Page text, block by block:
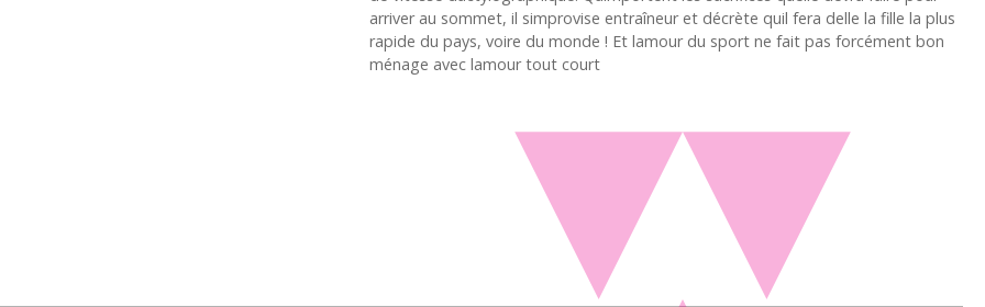
arriver au sommet, il simprovise entraîneur et décrète quil fera delle la fille la plus
rapide du pays, voire du monde ! Et lamour du sport ne fait pas forcément bon
ménage avec lamour tout court